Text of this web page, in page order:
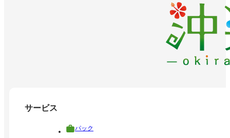
サービス
パック